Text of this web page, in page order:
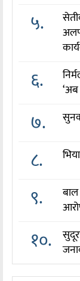
५.
६.
७.
८.
९.
बाल
१०.